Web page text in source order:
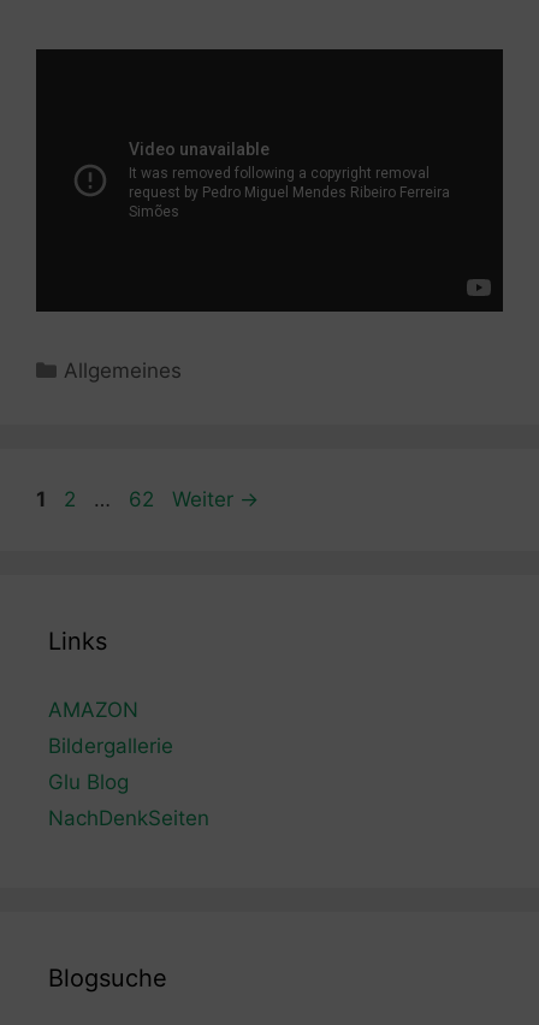
Kategorien
Allgemeines
Seite
1 Seite
2 … Seite
62 Weiter →
Links
AMAZON
Bildergallerie
Glu Blog
NachDenkSeiten
Blogsuche